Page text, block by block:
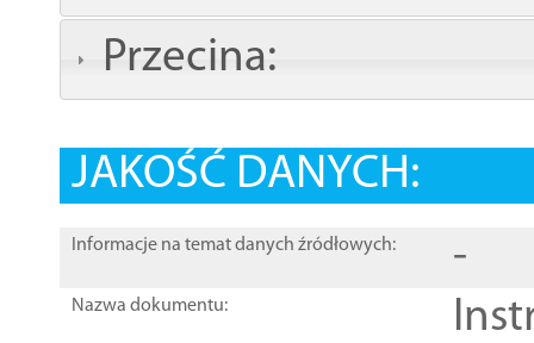
Przecina:
JAKOŚĆ DANYCH:
Informacje na temat danych źródłowych: -
Nazwa dokumentu: